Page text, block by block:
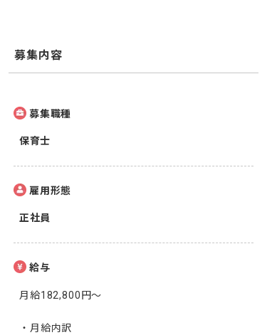
募集内容
募集職種
保育士
雇用形態
正社員
給与
月給182,800円～
・月給内訳